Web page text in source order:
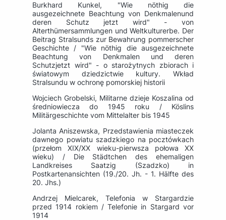
Burkhard Kunkel, "Wie nöthig die
ausgezeichnete Beachtung von Denkmalenund
deren Schutz jetzt wird" - von
Alterthümersammlungen und Weltkulturerbe. Der
Beitrag Stralsunds zur Bewahrung pommerscher
Geschichte / "Wie nöthig die ausgezeichnete
Beachtung von Denkmalen und deren
Schutzjetzt wird" - o starożytnych zbiorach i
światowym dziedzictwie kultury. Wkład
Stralsundu w ochronę pomorskiej historii
Wojciech Grobelski, Militarne dzieje Koszalina od
średniowiecza do 1945 roku / Köslins
Militärgeschichte vom Mittelalter bis 1945
Jolanta Aniszewska, Przedstawienia miasteczek
dawnego powiatu szadzkiego na pocztówkach
(przełom XIX/XX wieku-pierwsza połowa XX
wieku) / Die Städtchen des ehemaligen
Landkreises Saatzig (Szadzko) in
Postkartenansichten (19./20. Jh. - 1. Hälfte des
20. Jhs.)
Andrzej Mielcarek, Telefonia w Stargardzie
przed 1914 rokiem / Telefonie in Stargard vor
1914